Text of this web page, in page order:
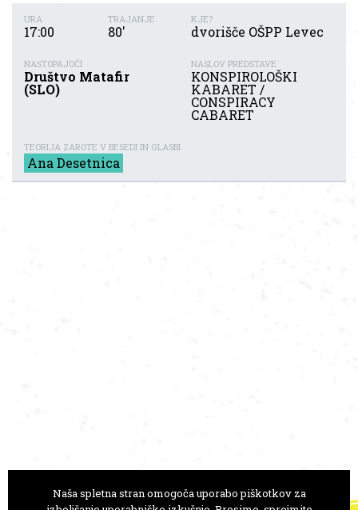
URA
17:00
TRAJANJE
80'
KJE?
dvorišče OŠPP Levec
NASTOPAJOČI
Društvo Matafir
(SLO)
NASLOV PREDSTAVE
KONSPIROLOŠKI
KABARET /
CONSPIRACY
CABARET
TEORIJA ZAROTE V BESEDI IN GLASBI
Ana Desetnica
Naša spletna stran omogoča uporabo piškotkov za